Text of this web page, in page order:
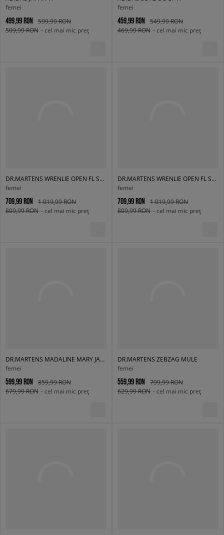
femei
499,99 RON
599,99 RON
509,99 RON - cel mai mic preț
femei
459,99 RON
549,99 RON
469,99 RON - cel mai mic preț
DR.MARTENS WRENLIE OPEN FL SANDAL
femei
709,99 RON
1 019,99 RON
809,99 RON - cel mai mic preț
DR.MARTENS WRENLIE OPEN FL SANDAL
femei
709,99 RON
1 019,99 RON
809,99 RON - cel mai mic preț
DR.MARTENS MADALINE MARY JANE
femei
599,99 RON
859,99 RON
679,99 RON - cel mai mic preț
DR.MARTENS ZEBZAG MULE
femei
559,99 RON
799,99 RON
629,99 RON - cel mai mic preț